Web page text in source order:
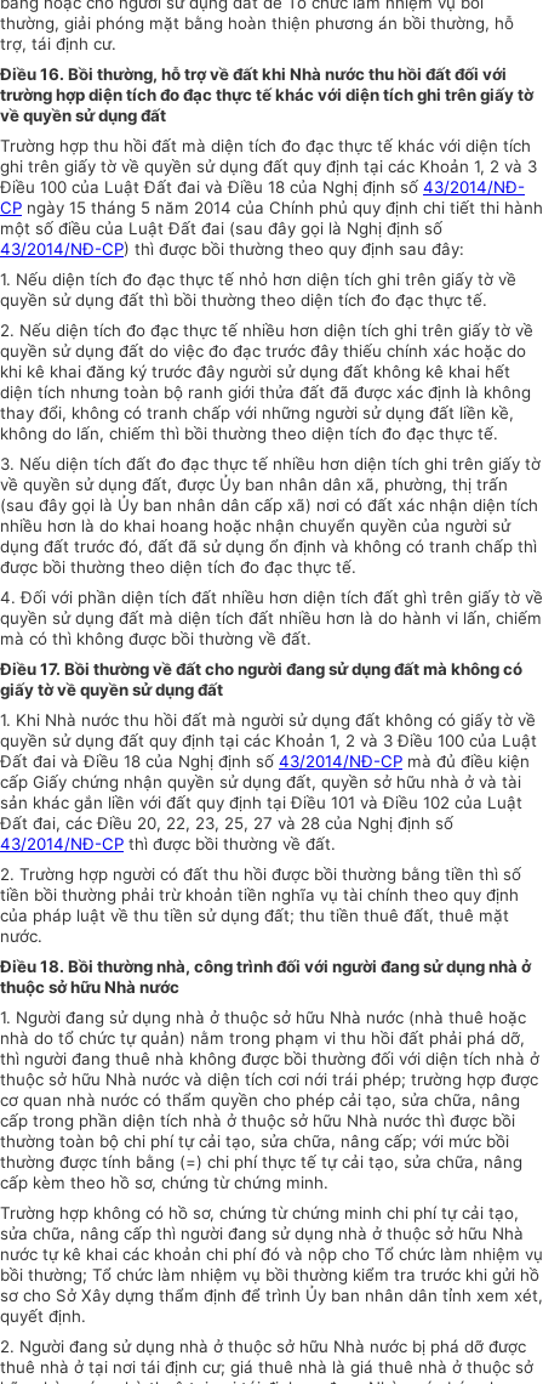
thường, giải phóng mặt bằng hoàn thiện phương án bồi thường, hỗ
trợ, tái định cư.
Điều 16. Bồi thường, hỗ trợ về đất khi Nhà nước thu hồi đất đối với
trường hợp diện tích đo đạc thực tế khác với diện tích ghi trên giấy tờ
về quyền sử dụng đất
Trường hợp thu hồi đất mà diện tích đo đạc thực tế khác với diện tích
ghi trên giấy tờ về quyền sử dụng đất quy định tại các Khoản 1, 2 và 3
Điều 100 của Luật Đất đai và Điều 18 của Nghị định số 43/2014/NĐ-
CP ngày 15 tháng 5 năm 2014 của Chính phủ quy định chi tiết thi hành
một số điều của Luật Đất đai (sau đây gọi là Nghị định số
43/2014/NĐ-CP) thì được bồi thường theo quy định sau đây:
1. Nếu diện tích đo đạc thực tế nhỏ hơn diện tích ghi trên giấy tờ về
quyền sử dụng đất thì bồi thường theo diện tích đo đạc thực tế.
2. Nếu diện tích đo đạc thực tế nhiều hơn diện tích ghi trên giấy tờ về
quyền sử dụng đất do việc đo đạc trước đây thiếu chính xác hoặc do
khi kê khai đăng ký trước đây người sử dụng đất không kê khai hết
diện tích nhưng toàn bộ ranh giới thửa đất đã được xác định là không
thay đổi, không có tranh chấp với những người sử dụng đất liền kề,
không do lấn, chiếm thì bồi thường theo diện tích đo đạc thực tế.
3. Nếu diện tích đất đo đạc thực tế nhiều hơn diện tích ghi trên giấy tờ
về quyền sử dụng đất, được Ủy ban nhân dân xã, phường, thị trấn
(sau đây gọi là Ủy ban nhân dân cấp xã) nơi có đất xác nhận diện tích
nhiều hơn là do khai hoang hoặc nhận chuyển quyền của người sử
dụng đất trước đó, đất đã sử dụng ổn định và không có tranh chấp thì
được bồi thường theo diện tích đo đạc thực tế.
4. Đối với phần diện tích đất nhiều hơn diện tích đất ghì trên giấy tờ về
quyền sử dụng đất mà diện tích đất nhiều hơn là do hành vi lấn, chiếm
mà có thì không được bồi thường về đất.
Điều 17. Bồi thường về đất cho người đang sử dụng đất mà không có
giấy tờ về quyền sử dụng đất
1. Khi Nhà nước thu hồi đất mà người sử dụng đất không có giấy tờ về
quyền sử dụng đất quy định tại các Khoản 1, 2 và 3 Điều 100 của Luật
Đất đai và Điều 18 của Nghị định số 43/2014/NĐ-CP mà đủ điều kiện
cấp Giấy chứng nhận quyền sử dụng đất, quyền sở hữu nhà ở và tài
sản khác gắn liền với đất quy định tại Điều 101 và Điều 102 của Luật
Đất đai, các Điều 20, 22, 23, 25, 27 và 28 của Nghị định số
43/2014/NĐ-CP thì được bồi thường về đất.
2. Trường hợp người có đất thu hồi được bồi thường bằng tiền thì số
tiền bồi thường phải trừ khoản tiền nghĩa vụ tài chính theo quy định
của pháp luật về thu tiền sử dụng đất; thu tiền thuê đất, thuê mặt
nước.
Điều 18. Bồi thường nhà, công trình đối với người đang sử dụng nhà ở
thuộc sở hữu Nhà nước
1. Người đang sử dụng nhà ở thuộc sở hữu Nhà nước (nhà thuê hoặc
nhà do tổ chức tự quản) nằm trong phạm vi thu hồi đất phải phá dỡ,
thì người đang thuê nhà không được bồi thường đối với diện tích nhà ở
thuộc sở hữu Nhà nước và diện tích cơi nới trái phép; trường hợp được
cơ quan nhà nước có thẩm quyền cho phép cải tạo, sửa chữa, nâng
cấp trong phần diện tích nhà ở thuộc sở hữu Nhà nước thì được bồi
thường toàn bộ chi phí tự cải tạo, sửa chữa, nâng cấp; với mức bồi
thường được tính bằng (=) chi phí thực tế tự cải tạo, sửa chữa, nâng
cấp kèm theo hồ sơ, chứng từ chứng minh.
Trường hợp không có hồ sơ, chứng từ chứng minh chi phí tự cải tạo,
sửa chữa, nâng cấp thì người đang sử dụng nhà ở thuộc sở hữu Nhà
nước tự kê khai các khoản chi phí đó và nộp cho Tổ chức làm nhiệm vụ
bồi thường; Tổ chức làm nhiệm vụ bồi thường kiểm tra trước khi gửi hồ
sơ cho Sở Xây dựng thẩm định để trình Ủy ban nhân dân tỉnh xem xét,
quyết định.
2. Người đang sử dụng nhà ở thuộc sở hữu Nhà nước bị phá dỡ được
thuê nhà ở tại nơi tái định cư; giá thuê nhà là giá thuê nhà ở thuộc sở